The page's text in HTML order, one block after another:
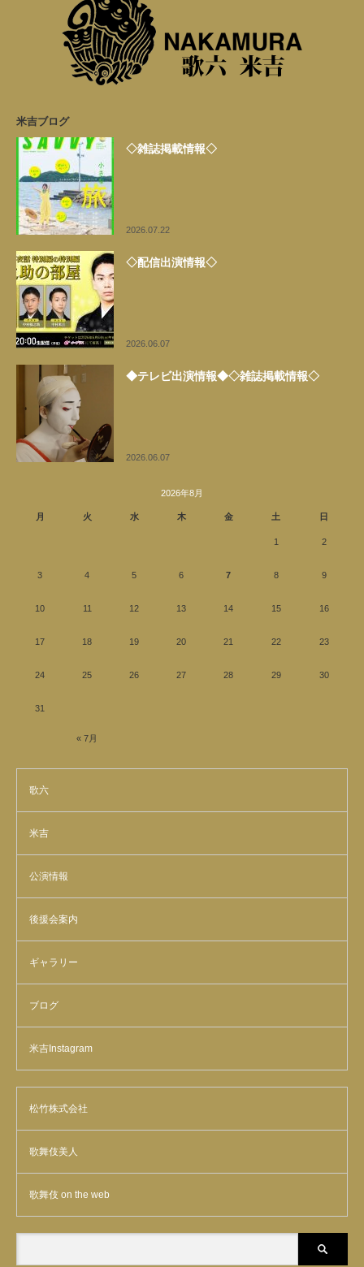
米吉ブログ
◇雑誌掲載情報◇
2026.07.22
◇配信出演情報◇
2026.06.07
◆テレビ出演情報◆◇雑誌掲載情報◇
2026.06.07
2026年8月
月 火 水 木 金 土 日
« 7月
1 2
3 4 5 6 7 8 9
10 11 12 13 14 15 16
17 18 19 20 21 22 23
24 25 26 27 28 29 30
31
歌六
米吉
公演情報
後援会案内
ギャラリー
ブログ
米吉Instagram
松竹株式会社
歌舞伎美人
歌舞伎 on the web